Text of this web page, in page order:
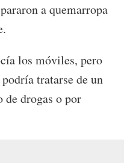
a quemarropa
los móviles, pero
tratarse de un
de drogas o por